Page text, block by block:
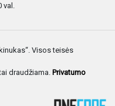
val.
Visos teisės
draudžiama. Privatumo